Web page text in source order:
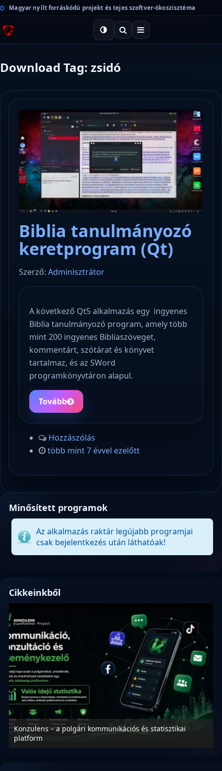
Magyar nyílt forráskódú projekt és tejes szoftver-ökoszisztéma
Download Tag: zsidó
Biblia tanulmányozó
keretprogram (Qt)
Szerző: Adminisztrátor
A következő Qt5 alkalmazás egy ingyenes
Biblia tanulmányozó program, amely több
mint 200 ingyenes Bibliaszöveget,
kommentárt, szótárat és könyvet
tartalmaz, és az SWord
programkönyvtáron alapul.
Tovább
Hozzászólás
több mint 7 évvel ezelőtt
Minősített programok
Az alkalmazás raktár legújabb programjai
csak bejelentkezés után láthatóak!
Cikkeinkből
Konzulens – a polgári kommunikációs és statisztikai
platform